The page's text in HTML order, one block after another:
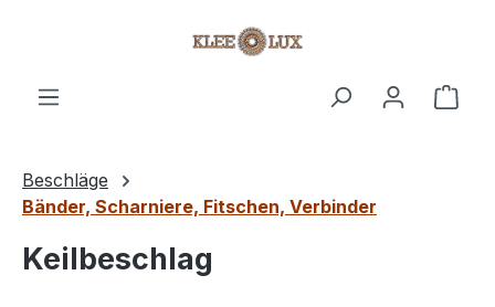
Beschläge
Bänder, Scharniere, Fitschen, Verbinder
Keilbeschlag